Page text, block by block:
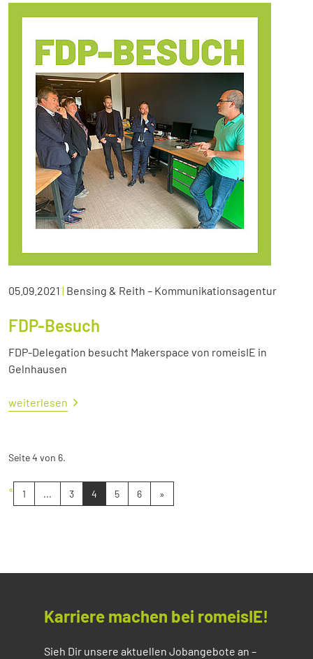
05.09.2021 | Bensing & Reith – Kommunikationsagentur
FDP-Besuch
FDP-Delegation besucht Makerspace von romeisIE in
Gelnhausen
weiterlesen
Seite 4 von 6.
« 1 ... 3 4 5 6 »
Karriere machen bei romeisIE!
Sieh Dir unsere aktuellen Jobangebote an –